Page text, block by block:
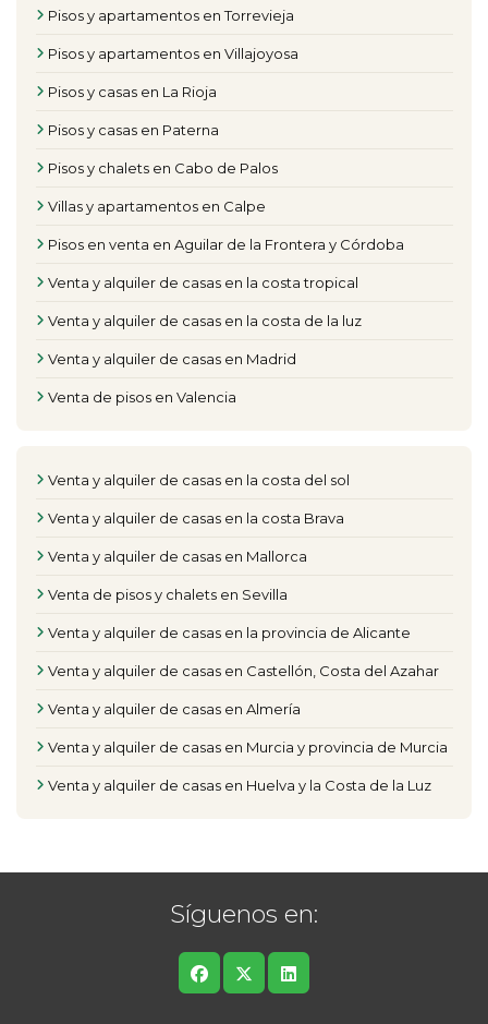
Pisos y apartamentos en Torrevieja
Pisos y apartamentos en Villajoyosa
Pisos y casas en La Rioja
Pisos y casas en Paterna
Pisos y chalets en Cabo de Palos
Villas y apartamentos en Calpe
Pisos en venta en Aguilar de la Frontera y Córdoba
Venta y alquiler de casas en la costa tropical
Venta y alquiler de casas en la costa de la luz
Venta y alquiler de casas en Madrid
Venta de pisos en Valencia
Venta y alquiler de casas en la costa del sol
Venta y alquiler de casas en la costa Brava
Venta y alquiler de casas en Mallorca
Venta de pisos y chalets en Sevilla
Venta y alquiler de casas en la provincia de Alicante
Venta y alquiler de casas en Castellón, Costa del Azahar
Venta y alquiler de casas en Almería
Venta y alquiler de casas en Murcia y provincia de Murcia
Venta y alquiler de casas en Huelva y la Costa de la Luz
Síguenos en: